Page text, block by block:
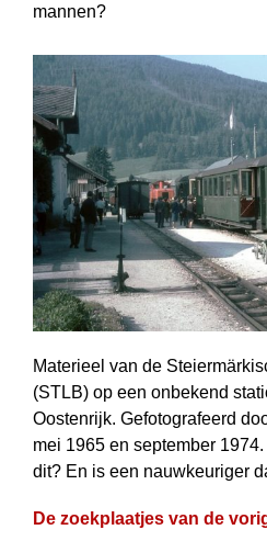
mannen?
Materieel van de
(STLB) op een onbekend
Oostenrijk. Gefotografeerd
mei 1965 en september
dit? En is een nauwkeuriger
De zoekplaatjes van de